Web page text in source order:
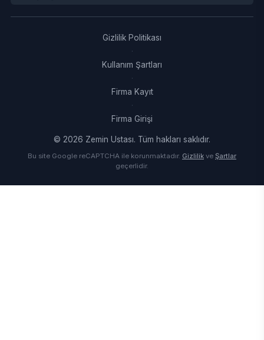
Gizlilik Politikası
·
Kullanım Şartları
·
Firma Kayıt
·
Firma Girişi
© 2026 Zemin Ustası. Tüm hakları saklıdır.
Bu site Google reCAPTCHA ile korunmaktadır. Gizlilik ve Şartlar
geçerlidir.